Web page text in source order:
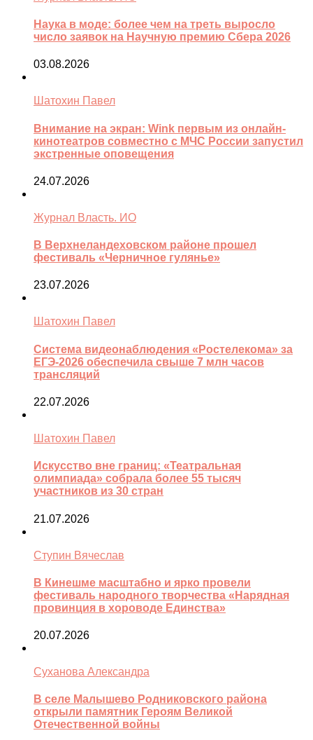
Наука в моде: более чем на треть выросло
число заявок на Научную премию Сбера 2026
03.08.2026
Шатохин Павел
Внимание на экран: Wink первым из онлайн-
кинотеатров совместно с МЧС России запустил
экстренные оповещения
24.07.2026
Журнал Власть. ИО
В Верхнеландеховском районе прошел
фестиваль «Черничное гулянье»
23.07.2026
Шатохин Павел
Система видеонаблюдения «Ростелекома» за
ЕГЭ-2026 обеспечила свыше 7 млн часов
трансляций
22.07.2026
Шатохин Павел
Искусство вне границ: «Театральная
олимпиада» собрала более 55 тысяч
участников из 30 стран
21.07.2026
Ступин Вячеслав
В Кинешме масштабно и ярко провели
фестиваль народного творчества «Нарядная
провинция в хороводе Единства»
20.07.2026
Суханова Александра
В селе Малышево Родниковского района
открыли памятник Героям Великой
Отечественной войны